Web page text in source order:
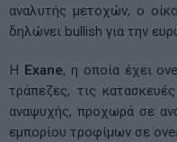
αναλυτής μετοχών, ο
δηλώνει bullish για την
Η Exane, η οποία έχει
τράπεζες, τις
αναψυχής, προχωρά σε
εμπορίου τροφίμων σε